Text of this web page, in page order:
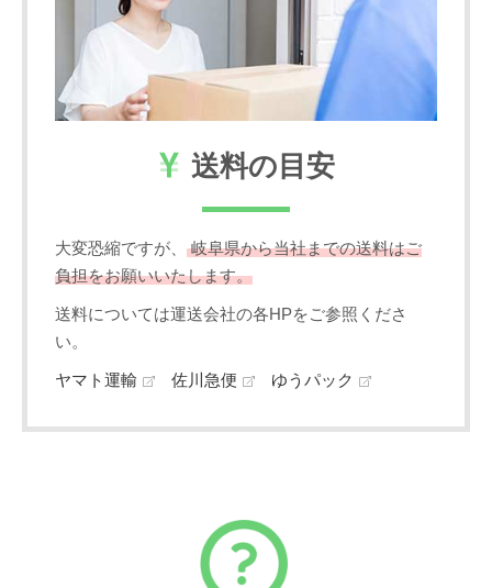
送料の目安
大変恐縮ですが、 岐阜県から当社までの送料はご
負担をお願いいたします。
送料については運送会社の各HPをご参照くださ
い。
ヤマト運輸 佐川急便 ゆうパック